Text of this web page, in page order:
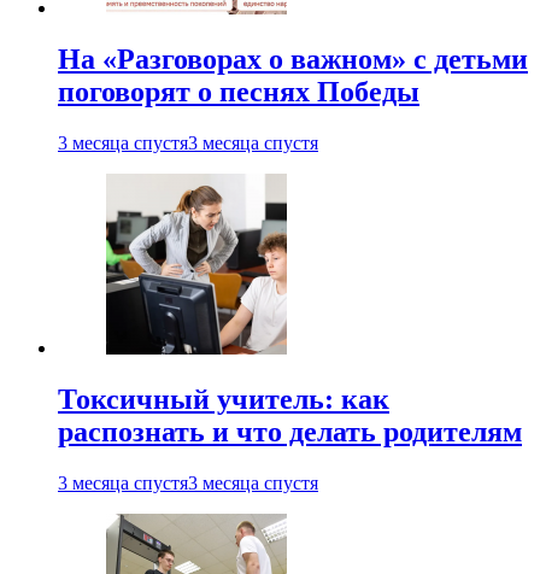
На «Разговорах о важном» с детьми
поговорят о песнях Победы
3 месяца спустя3 месяца спустя
Токсичный учитель: как
распознать и что делать родителям
3 месяца спустя3 месяца спустя